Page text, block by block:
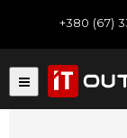
+380 (67)